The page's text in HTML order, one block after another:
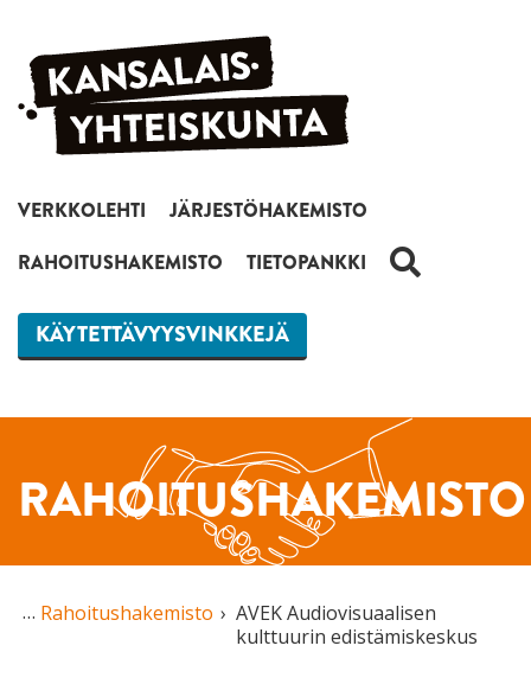
Siirry sisältöön
VERKKOLEHTI
JÄRJESTÖHAKEMISTO
RAHOITUSHAKEMISTO
TIETOPANKKI HAKU
KÄYTETTÄVYYSVINKKEJÄ
RAHOITUSHAKEMISTO
Rahoitushakemisto
AVEK Audiovisuaalisen
kulttuurin edistämiskeskus